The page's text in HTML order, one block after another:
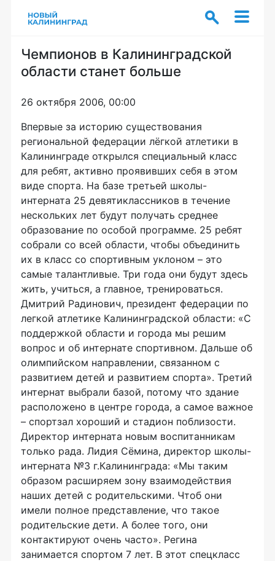
Чемпионов в Калининградской
области станет больше
26 октября 2006, 00:00
Впервые за историю существования
региональной федерации лёгкой атлетики в
Калининграде открылся специальный класс
для ребят, активно проявивших себя в этом
виде спорта. На базе третьей школы-
интерната 25 девятиклассников в течение
нескольких лет будут получать среднее
образование по особой программе. 25 ребят
собрали со всей области, чтобы объединить
их в класс со спортивным уклоном – это
самые талантливые. Три года они будут здесь
жить, учиться, а главное, тренироваться.
Дмитрий Радинович, президент федерации по
легкой атлетике Калининградской области: «С
поддержкой области и города мы решим
вопрос и об интернате спортивном. Дальше об
олимпийском направлении, связанном с
развитием детей и развитием спорта». Третий
интернат выбрали базой, потому что здание
расположено в центре города, а самое важное
– спортзал хороший и стадион поблизости.
Директор интерната новым воспитанникам
только рада. Лидия Сёмина, директор школы-
интерната №3 г.Калининграда: «Мы таким
образом расширяем зону взаимодействия
наших детей с родительскими. Чтоб они
имели полное представление, что такое
родительские дети. А более того, они
контактируют очень часто». Регина
занимается спортом 7 лет. В этот спецкласс